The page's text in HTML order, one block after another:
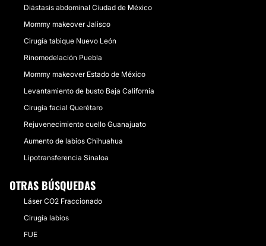
Diástasis abdominal Ciudad de México
Mommy makeover Jalisco
Cirugía tabique Nuevo León
Rinomodelación Puebla
Mommy makeover Estado de México
Levantamiento de busto Baja California
Cirugía facial Querétaro
Rejuvenecimiento cuello Guanajuato
Aumento de labios Chihuahua
Lipotransferencia Sinaloa
OTRAS BÚSQUEDAS
Láser CO2 Fraccionado
Cirugía labios
FUE